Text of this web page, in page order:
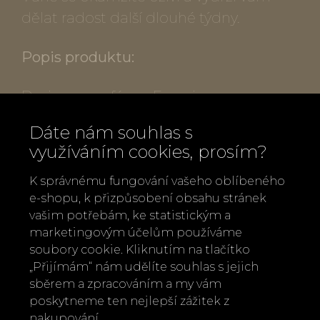
dělat radost další dlouhé týdny.
Popis produktu:
Design a parfém z Francie
Parfémováno vůní:
DIVINE MARQUISE (Božská markýza):
Smyslná a elegantní vůně, která vás
okouzlí lahodnými tóny pralinek
zahalenými do podmanivého
orientálního akordu ambry a pačuli.
Skutečně noblesní zážitek pro
milovníky luxusu.
FLEUR DE CERISIER (Třešňový květ):
Dáte nám souhlas s
využíváním cookies, prosím?
K správnému fungování vašeho oblíbeného
e-shopu, k přizpůsobení obsahu stránek
vašim potřebám, ke statistickým a
marketingovým účelům používáme
soubory cookie. Kliknutím na tlačítko
„Přijímám“ nám udělíte souhlas s jejich
sběrem a zpracováním a my vám
poskytneme ten nejlepší zážitek z